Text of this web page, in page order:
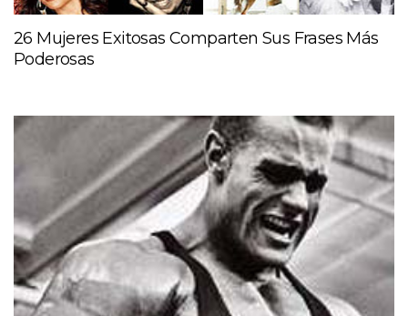
26 Mujeres Exitosas Comparten Sus Frases Más
Poderosas